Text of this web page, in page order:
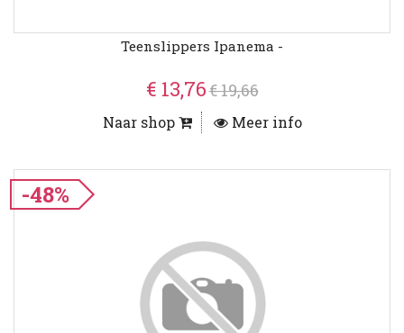
Teenslippers Ipanema -
€ 13,76€ 19,66
Naar shop Meer info
-48%